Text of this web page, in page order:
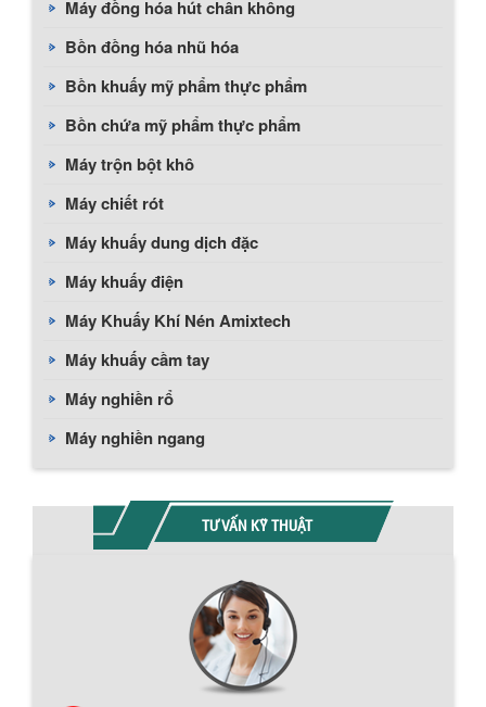
Máy đồng hóa hút chân không
Bồn đồng hóa nhũ hóa
Bồn khuấy mỹ phẩm thực phẩm
Bồn chứa mỹ phẩm thực phẩm
Máy trộn bột khô
Máy chiết rót
Máy khuấy dung dịch đặc
Máy khuấy điện
Máy Khuấy Khí Nén Amixtech
Máy khuấy cầm tay
Máy nghiền rổ
Máy nghiền ngang
TƯ VẤN KỸ THUẬT
Chính sách giao hàng